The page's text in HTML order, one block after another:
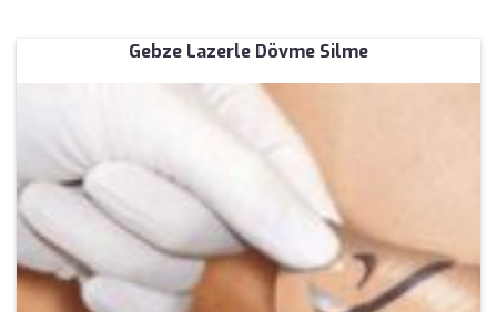
Gebze Lazerle Dövme Silme